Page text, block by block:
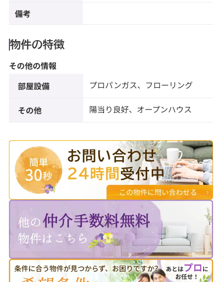
備考
物件の特徴
その他の情報
部屋設備
プロパンガス、フローリング
その他 陽当り良好、オープンハウス